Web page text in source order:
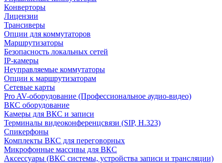
Конверторы
Лицензии
Трансиверы
Опции для коммутаторов
Маршрутизаторы
Безопасность локальных сетей
IP-камеры
Неуправляемые коммутаторы
Опции к маршрутизаторам
Сетевые карты
Pro AV-оборудование (Профессиональное аудио-видео)
ВКС оборудование
Камеры для ВКС и записи
Терминалы видеоконференцсвязи (SIP, H.323)
Спикерфоны
Комплекты ВКС для переговорных
Микрофонные массивы для ВКС
Аксессуары (ВКС системы, устройства записи и трансляции)